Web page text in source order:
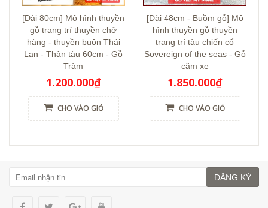
[Dài 80cm] Mô hình thuyền
gỗ trang trí thuyền chở
hàng - thuyền buôn Thái
Lan - Thân tàu 60cm - Gỗ
Tràm
1.200.000₫
CHO VÀO GIỎ
[Dài 48cm - Buồm gỗ] Mô
hình thuyền gỗ thuyền
trang trí tàu chiến cổ
Sovereign of the seas - Gỗ
căm xe
1.850.000₫
CHO VÀO GIỎ
ĐĂNG KÝ